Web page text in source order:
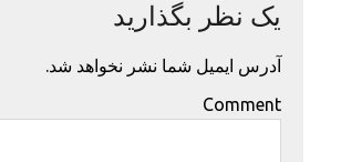
یک نظر بگذارید
آدرس ایمیل شما نشر نخواهد شد.
Comment